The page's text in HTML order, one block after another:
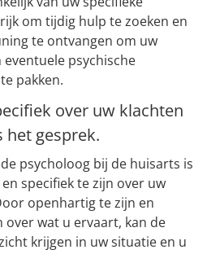
om tijdig hulp te zoeken en
te ontvangen om uw
psychische
pakken.
over uw klachten
het gesprek.
psycholoog bij de huisarts is
specifiek te zijn over uw
openhartig te zijn en
wat u ervaart, kan de
krijgen in uw situatie en u